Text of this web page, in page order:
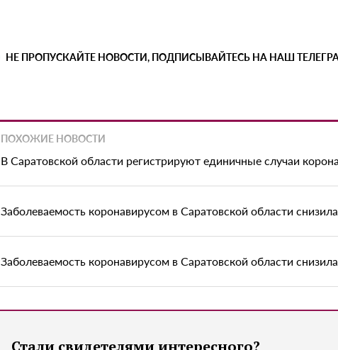
НЕ ПРОПУСКАЙТЕ НОВОСТИ, ПОДПИСЫВАЙТЕСЬ НА НАШ
ПОХОЖИЕ НОВОСТИ
В Саратовской области регистрируют единичные случаи
Заболеваемость коронавирусом в Саратовской области
Заболеваемость коронавирусом в Саратовской области